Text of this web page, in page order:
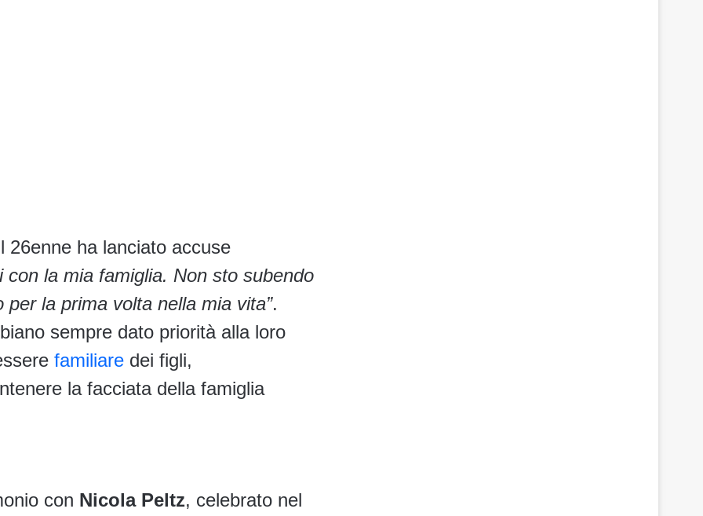
26enne ha lanciato accuse
con la mia famiglia. Non sto subendo
la prima volta nella mia vita”.
sempre dato priorità alla loro
familiare dei figli,
la facciata della famiglia
con Nicola Peltz, celebrato nel